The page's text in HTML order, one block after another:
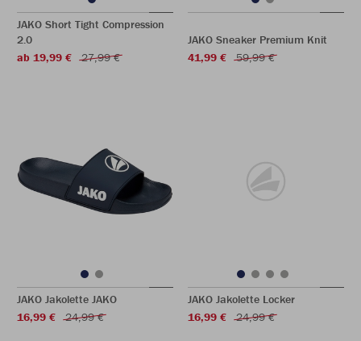
JAKO Short Tight Compression
2.0
ab 19,99 €
27,99 €
JAKO Sneaker Premium Knit
41,99 €
59,99 €
JAKO Jakolette JAKO
16,99 €
24,99 €
JAKO Jakolette Locker
16,99 €
24,99 €